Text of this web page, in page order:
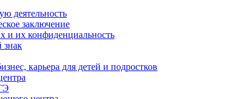
деятельность
заключение
и их конфиденциальность
знак
карьера для детей и подростков